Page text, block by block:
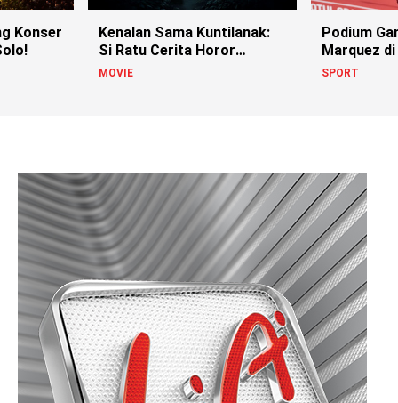
Konser
Kenalan Sama Kuntilanak:
Si Ratu Cerita Horor
Indonesia!
MOVIE
Podium
Marquez
SPORT